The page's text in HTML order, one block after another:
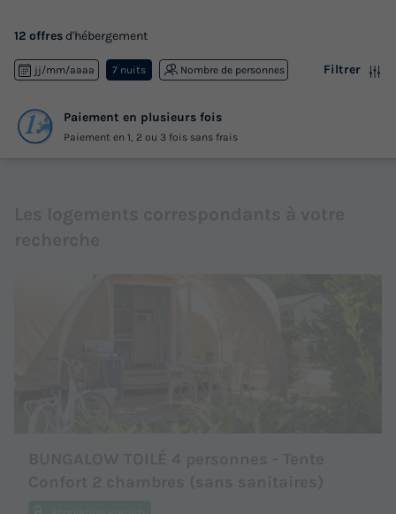
12 offres d'hébergement
jj/mm/aaaa 7 nuits Nombre de personnes Filtrer
Paiement en plusieurs fois
Paiement en 1, 2 ou 3 fois sans frais